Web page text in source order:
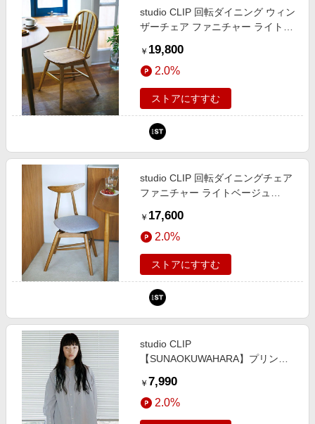
studio CLIP 回転ダイニング ウィン
ザーチェア ファニチャー ライトベ
587889 and ST アンドエスティ
（旧ドットエスティ）
￥ 19,800
2.0%
ストアにすすむ
studio CLIP 回転ダイニングチェア
ファニチャー ライトベージュ
and ST アンドエスティ（旧ドット
エスティ）
￥ 17,600
2.0%
ストアにすすむ
studio CLIP
【SUNAOKUWAHARA】プリント
FREE Ｎａｔｕｒａｌ ｂｙ ＣＬＩ
Ｐ スタジオクリップ 657022 and
ST アンドエスティ（旧ドットエス
￥ 7,990
2.0%